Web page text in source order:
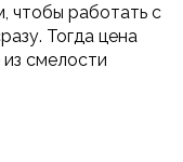
чтобы работать с
Тогда цена
смелости